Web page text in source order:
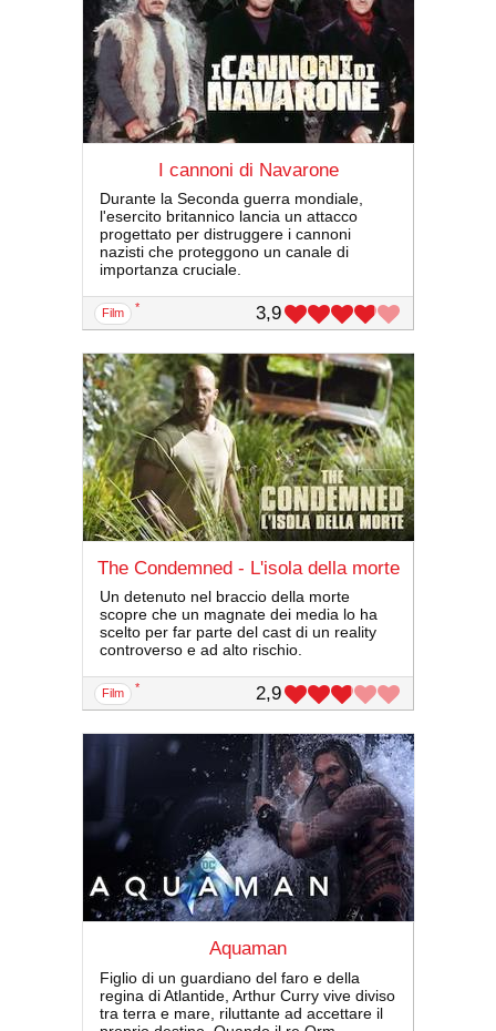
I cannoni di Navarone
Durante la Seconda guerra mondiale,
l'esercito britannico lancia un attacco
progettato per distruggere i cannoni
nazisti che proteggono un canale di
importanza cruciale.
film * 3,9
The Condemned - L'isola della morte
Un detenuto nel braccio della morte
scopre che un magnate dei media lo ha
scelto per far parte del cast di un reality
controverso e ad alto rischio.
film * 2,9
Aquaman
Figlio di un guardiano del faro e della
regina di Atlantide, Arthur Curry vive diviso
tra terra e mare, riluttante ad accettare il